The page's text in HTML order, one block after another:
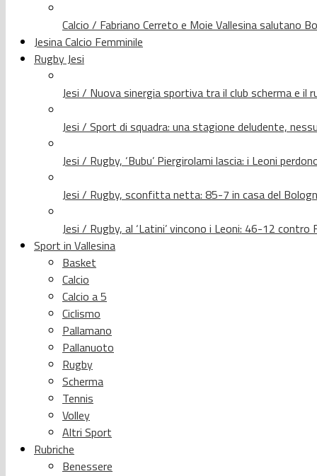
Calcio / Fabriano Cerreto e Moie Vallesina salutano
Jesina Calcio Femminile
Rugby Jesi
Jesi / Nuova sinergia sportiva tra il club scherma e il
Jesi / Sport di squadra: una stagione deludente,
Jesi / Rugby, ‘Bubu’ Piergirolami lascia: i Leoni
Jesi / Rugby, sconfitta netta: 85-7 in casa del
Jesi / Rugby, al ‘Latini’ vincono i Leoni: 46-12 contro
Sport in Vallesina
Basket
Calcio
Calcio a 5
Ciclismo
Pallamano
Pallanuoto
Rugby
Scherma
Tennis
Volley
Altri Sport
Rubriche
Benessere